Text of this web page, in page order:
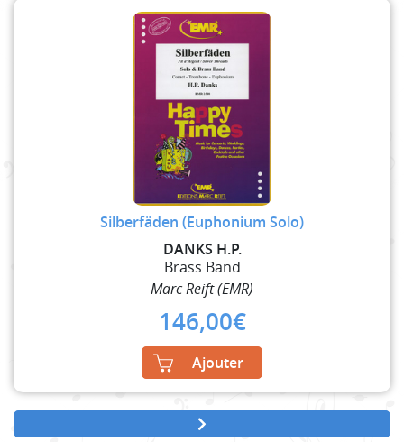
Silberfäden (Euphonium Solo)
DANKS H.P.
Brass Band
Marc Reift (EMR)
146,00€
Ajouter